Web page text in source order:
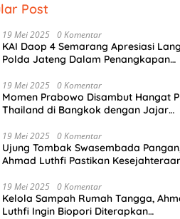
Literasi Digital, Tim
Latih Siswa SMAN 4
Pemrograman IoT
Guyub
BUMD
Post
19 Mei 2025 0 Komentar
KAI Daop 4 Semarang Apresiasi
Polda Jateng Dalam Penangkapan
Perusahaan
19 Mei 2025 0 Komentar
Momen Prabowo Disambut Hangat
Thailand di Bangkok dengan Jajar
19 Mei 2025 0 Komentar
Ujung Tombak Swasembada
Ahmad Luthfi Pastikan
19 Mei 2025 0 Komentar
Kelola Sampah Rumah Tangga,
Luthfi Ingin Biopori Diterapkan